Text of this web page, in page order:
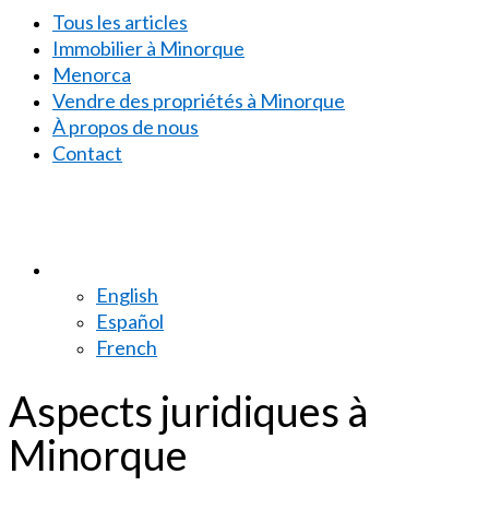
Tous les articles
Immobilier à Minorque
Menorca
Vendre des propriétés à Minorque
À propos de nous
Contact
English
Español
French
Aspects juridiques à
Minorque